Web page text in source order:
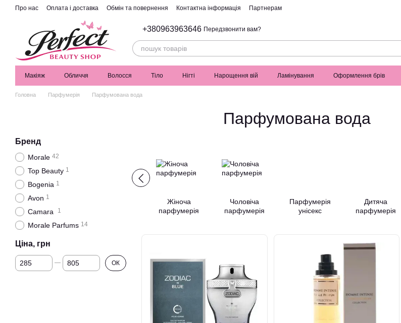
Перейти до основного контенту
Про нас Оплата і доставка Обмін та повернення Контактна інформація Партнерам
+380963963646 Передзвонити вам?
Макіяж Обличчя Волосся Тіло Нігті Нарощення вій Ламінування Оформлення брів
Головна Парфумерія Парфумована вода
Парфумована вода
Жіноча
парфумерія
Чоловіча
парфумерія
Парфумерія
унісекс
Дитяча
парфумерія
Бренд
Morale 42
Top Beauty 1
Bogenia 1
Avon 1
Camara 1
Morale Parfums 14
Ціна, грн
Від Ціна, грн
До Ціна, грн ОК